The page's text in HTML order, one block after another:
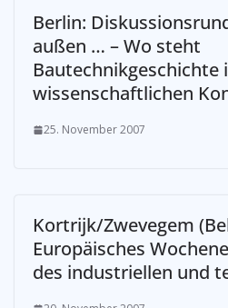
Berlin:
außen … – Wo steht
Bautechnikgeschichte
wissenschaftlichen
25. November 2007
Kortrijk/Zwevegem
Europäisches
des industriellen und